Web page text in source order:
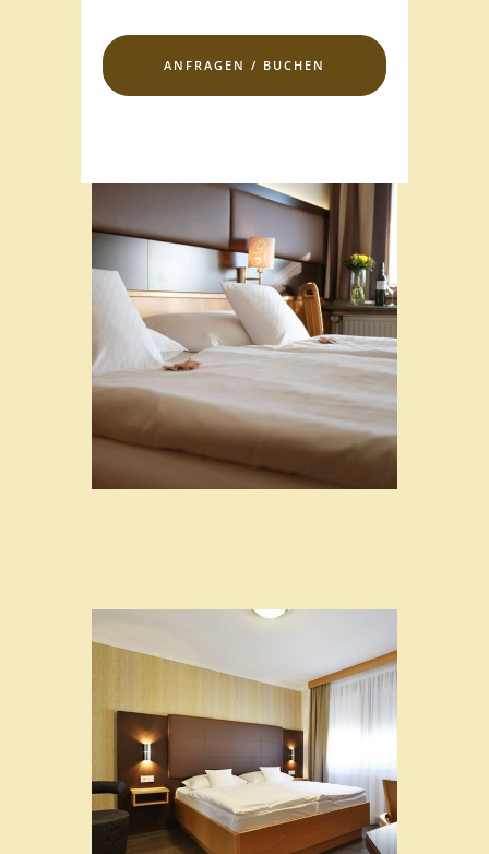
ANFRAGEN / BUCHEN